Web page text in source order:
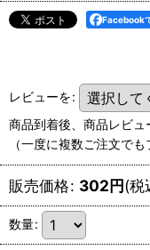
Facebook
レビューを:
商品到着後、商品レビュ
（一度に複数ご注文で
販売価格: 302円(税
数量: